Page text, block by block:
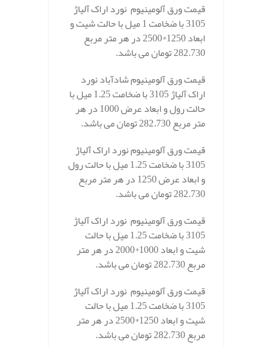
قیمت ورق آلومینیوم نورد اراک آلیاژ
3105 با ضخامت 1 میل با حالت شیت و
ابعاد 1250*2500 در هر متر مربع
282.730 تومان می باشد.
قیمت ورق آلومینیوم شادآباد نورد
اراک آلیاژ 3105 با ضخامت 1.25 میل با
حالت رول و ابعاد عرض 1000 در هر
متر مربع 282.730 تومان می باشد.
قیمت ورق آلومینیوم نورد اراک آلیاژ
3105 با ضخامت 1.25 میل با حالت رول
و ابعاد عرض 1250 در هر متر مربع
282.730 تومان می باشد.
قیمت ورق آلومینیوم نورد اراک آلیاژ
3105 با ضخامت 1.25 میل با حالت
شیت و ابعاد 1000*2000 در هر متر
مربع 282.730 تومان می باشد.
قیمت ورق آلومینیوم نورد اراک آلیاژ
3105 با ضخامت 1.25 میل با حالت
شیت و ابعاد 1250*2500 در هر متر
مربع 282.730 تومان می باشد.